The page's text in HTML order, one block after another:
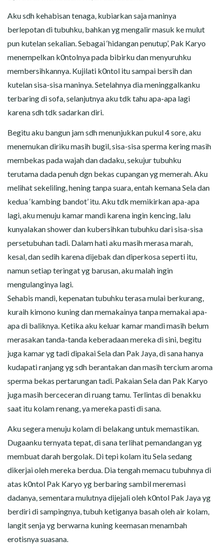
Aku sdh kehabisan tenaga, kubiarkan saja maninya
berlepotan di tubuhku, bahkan yg mengalir masuk ke mulut
pun kutelan sekalian. Sebagai ‘hidangan penutup’, Pak Karyo
menempelkan k0ntolnya pada bibirku dan menyuruhku
membersihkannya. Kujilati k0ntol itu sampai bersih dan
kutelan sisa-sisa maninya. Setelahnya dia meninggalkanku
terbaring di sofa, selanjutnya aku tdk tahu apa-apa lagi
karena sdh tdk sadarkan diri.
Begitu aku bangun jam sdh menunjukkan pukul 4 sore, aku
menemukan diriku masih bugil, sisa-sisa sperma kering masih
membekas pada wajah dan dadaku, sekujur tubuhku
terutama dada penuh dgn bekas cupangan yg memerah. Aku
melihat sekeliling, hening tanpa suara, entah kemana Sela dan
kedua ‘kambing bandot’ itu. Aku tdk memikirkan apa-apa
lagi, aku menuju kamar mandi karena ingin kencing, lalu
kunyalakan shower dan kubersihkan tubuhku dari sisa-sisa
persetubuhan tadi. Dalam hati aku masih merasa marah,
kesal, dan sedih karena dijebak dan diperkosa seperti itu,
namun setiap teringat yg barusan, aku malah ingin
mengulanginya lagi.
Sehabis mandi, kepenatan tubuhku terasa mulai berkurang,
kuraih kimono kuning dan memakainya tanpa memakai apa-
apa di baliknya. Ketika aku keluar kamar mandi masih belum
merasakan tanda-tanda keberadaan mereka di sini, begitu
juga kamar yg tadi dipakai Sela dan Pak Jaya, di sana hanya
kudapati ranjang yg sdh berantakan dan masih tercium aroma
sperma bekas pertarungan tadi. Pakaian Sela dan Pak Karyo
juga masih berceceran di ruang tamu. Terlintas di benakku
saat itu kolam renang, ya mereka pasti di sana.
Aku segera menuju kolam di belakang untuk memastikan.
Dugaanku ternyata tepat, di sana terlihat pemandangan yg
membuat darah bergolak. Di tepi kolam itu Sela sedang
dikerjai oleh mereka berdua. Dia tengah memacu tubuhnya di
atas k0ntol Pak Karyo yg berbaring sambil meremasi
dadanya, sementara mulutnya dijejali oleh k0ntol Pak Jaya yg
berdiri di sampingnya, tubuh ketiganya basah oleh air kolam,
langit senja yg berwarna kuning keemasan menambah
erotisnya suasana.